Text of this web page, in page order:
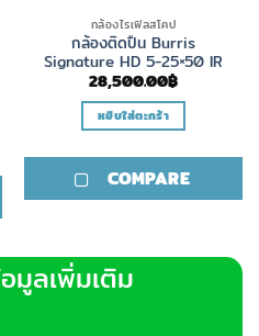
กล้องไรเฟิลสโคป
กล้องติดปืน Burris
Signature HD 5-25×50 IR
28,500.00฿
หยิบใส่ตะกร้า
COMPARE
มูลเพิ่มเติม